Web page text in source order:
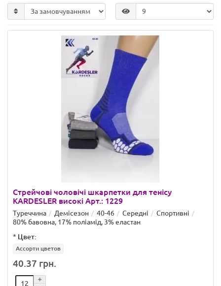
Стрейчові чоловічі шкарпетки для тенісу
KARDESLER високі Арт.: 1229
Туреччина Демісезон 40-46 Середні
Спортивні
80% бавовна, 17% поліамід, 3% еластан
* Цвет:
Ассорти цветов
40.37 грн.